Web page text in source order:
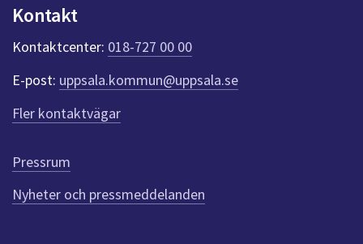
k
t
e
r
f
ö
r
e
n
n
a
Kontakt
Kontaktcenter: 018-727 00 00
E-post: uppsala.kommun@uppsala.se
Fler kontaktvägar
Pressrum
Nyheter och pressmeddelanden